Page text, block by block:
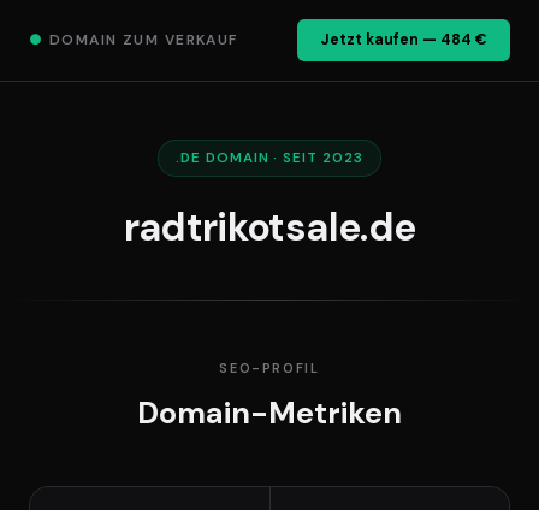
● DOMAIN ZUM VERKAUF Jetzt kaufen — 484 €
.DE DOMAIN · SEIT 2023
radtrikotsale.de
SEO-PROFIL
Domain-Metriken